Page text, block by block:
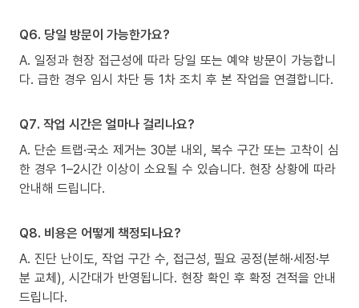
Q6. 당일 방문이 가능한가요?
A. 일정과 현장 접근성에 따라 당일 또는 예약 방문이 가능합니
다. 급한 경우 임시 차단 등 1차 조치 후 본 작업을 연결합니다.
Q7. 작업 시간은 얼마나 걸리나요?
A. 단순 트랩·국소 제거는 30분 내외, 복수 구간 또는 고착이 심
한 경우 1–2시간 이상이 소요될 수 있습니다. 현장 상황에 따라
안내해 드립니다.
Q8. 비용은 어떻게 책정되나요?
A. 진단 난이도, 작업 구간 수, 접근성, 필요 공정(분해·세정·부
분 교체), 시간대가 반영됩니다. 현장 확인 후 확정 견적을 안내
드립니다.